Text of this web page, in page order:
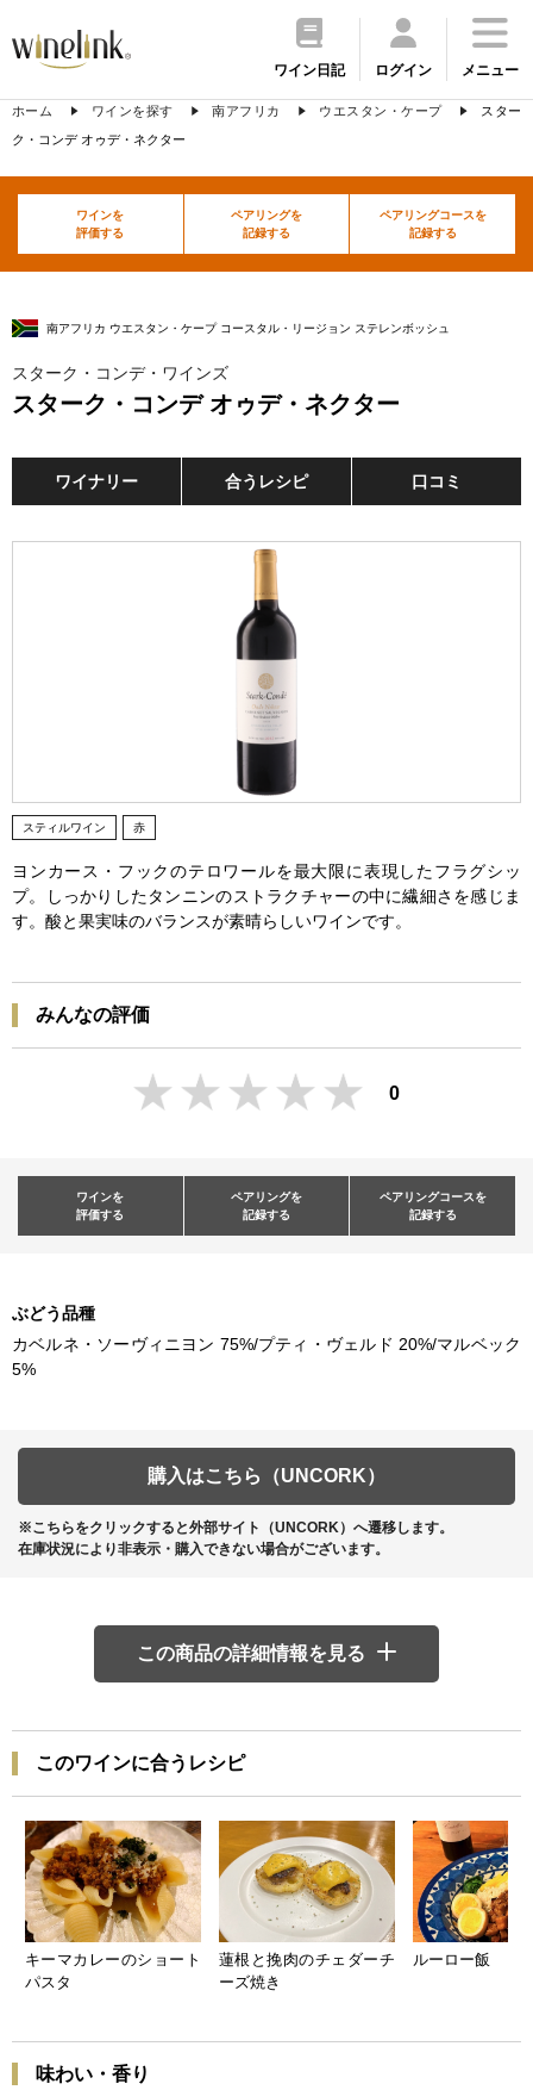
ワイン日記 ログイン メニュー
ホーム ワインを探す 南アフリカ ウエスタン・ケープ
スター
ク・コンデ オゥデ・ネクター
ワインを
評価する
ペアリングを
記録する
ペアリングコースを
記録する
南アフリカ ウエスタン・ケープ コースタル・リージョン ステレンボッシュ
スターク・コンデ・ワインズ
スターク・コンデ オゥデ・ネクター
ワイナリー 合うレシピ 口コミ
スティルワイン 赤
ヨンカース・フックのテロワールを最大限に表現したフラグシッ
プ。しっかりしたタンニンのストラクチャーの中に繊細さを感じま
す。酸と果実味のバランスが素晴らしいワインです。
みんなの評価
0
ワインを
評価する
ペアリングを
記録する
ペアリングコースを
記録する
ぶどう品種
カベルネ・ソーヴィニヨン 75%/プティ・ヴェルド 20%/マルベック
5%
購入はこちら（UNCORK）
※こちらをクリックすると外部サイト（UNCORK）へ遷移します。
在庫状況により非表示・購入できない場合がございます。
この商品の詳細情報を見る
このワインに合うレシピ
キーマカレーのショート
パスタ
蓮根と挽肉のチェダーチ
ーズ焼き
ルーロー飯
味わい・香り